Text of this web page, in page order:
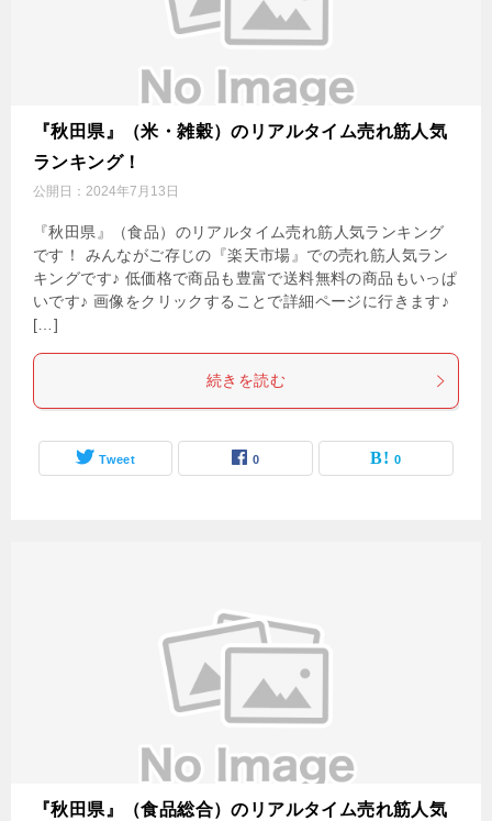
『秋田県』（米・雑穀）のリアルタイム売れ筋人気
ランキング！
公開日： 2024年7月13日
『秋田県』（食品）のリアルタイム売れ筋人気ランキング
です！ みんながご存じの『楽天市場』での売れ筋人気ラン
キングです♪ 低価格で商品も豊富で送料無料の商品もいっぱ
いです♪ 画像をクリックすることで詳細ページに行きます♪
[…]
続きを読む
Tweet 0 0
『秋田県』（食品総合）のリアルタイム売れ筋人気